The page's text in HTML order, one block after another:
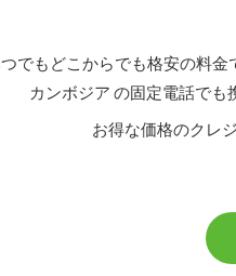
でもどこからでも格安の料金
カンボジア の固定電話でも
お得な価格のクレ